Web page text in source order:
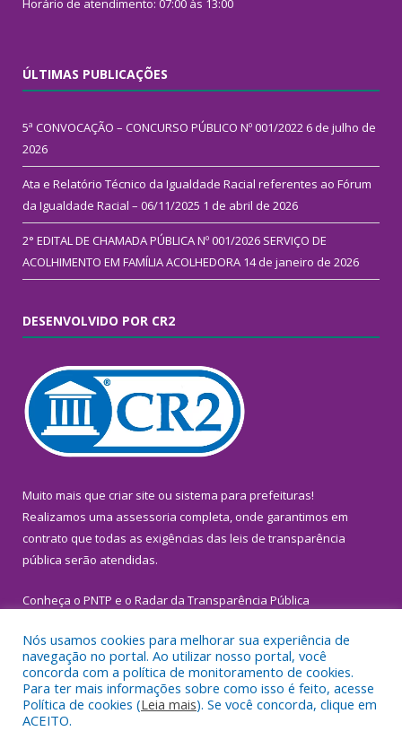
Horário de atendimento: 07:00 às 13:00
ÚLTIMAS PUBLICAÇÕES
5ª CONVOCAÇÃO – CONCURSO PÚBLICO Nº 001/2022 6 de julho de
2026
Ata e Relatório Técnico da Igualdade Racial referentes ao Fórum
da Igualdade Racial – 06/11/2025 1 de abril de 2026
2° EDITAL DE CHAMADA PÚBLICA Nº 001/2026 SERVIÇO DE
ACOLHIMENTO EM FAMÍLIA ACOLHEDORA 14 de janeiro de 2026
DESENVOLVIDO POR CR2
Muito mais que criar site ou sistema para prefeituras!
Realizamos uma assessoria completa, onde garantimos em
contrato que todas as exigências das leis de transparência
pública serão atendidas.
Conheça o PNTP e o Radar da Transparência Pública
Todos os direitos reservados a Prefeitura Municipal de
Inhangapi.
Nós usamos cookies para melhorar sua experiência de
navegação no portal. Ao utilizar nosso portal, você
concorda com a política de monitoramento de cookies.
Para ter mais informações sobre como isso é feito, acesse
Política de cookies (Leia mais). Se você concorda, clique em
ACEITO.